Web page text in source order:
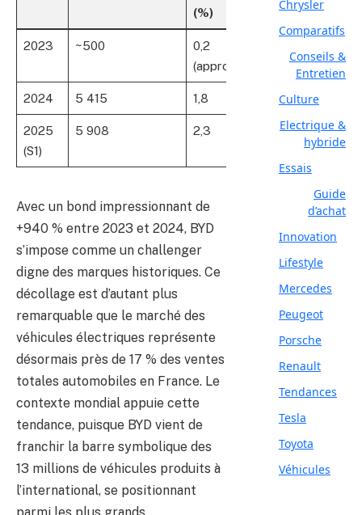
(%)
électriques)
2023 ~500
0,2
(approximatif)
2024 5 415 1,8 4ème
2025
(S1)
5 908 2,3
1er (devant
Tesla!)
Avec un bond impressionnant de
+940 % entre 2023 et 2024, BYD
s’impose comme un challenger
digne des marques historiques. Ce
décollage est d’autant plus
remarquable que le marché des
véhicules électriques représente
désormais près de 17 % des ventes
totales automobiles en France. Le
contexte mondial appuie cette
tendance, puisque BYD vient de
franchir la barre symbolique des
13 millions de véhicules produits à
l’international, se positionnant
Chrysler
Comparatifs
Conseils &
Entretien
Culture
Electrique &
hybride
Essais
Guide
d’achat
Innovation
Lifestyle
Mercedes
Peugeot
Porsche
Renault
Tendances
Tesla
Toyota
Véhicules